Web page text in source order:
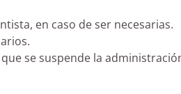
en caso de ser necesarias.
se suspende la